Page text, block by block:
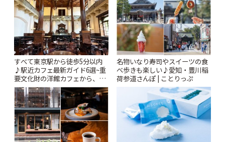
すべて東京駅から徒歩5分以内
♪駅近カフェ最新ガイド6選~重
要文化財の洋館カフェから、改
札すぐのレトロ喫茶まで~ | こと
りっぷ
名物いなり寿司やスイーツの食
べ歩きも楽しい♪愛知・豊川稲
荷参道さんぽ | ことりっぷ